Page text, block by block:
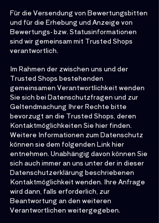
Für die Versendung von Bewertungsbitten
und für die Erhebung und Anzeige von
Bewertungs- bzw. Statusinformationen
sind wir gemeinsam mit Trusted Shops
verantwortlich.
Im Rahmen der zwischen uns und der
Trusted Shops bestehenden
gemeinsamen Verantwortlichkeit wenden
Sie sich bei Datenschutzfragen und zur
Geltendmachung Ihrer Rechte bitte
bevorzugt an die Trusted Shops, deren
Kontaktmöglichkeiten Sie hier finden.
Weitere Informationen zum Datenschutz
können sie dem folgenden Link hier
entnehmen. Unabhängig davon können Sie
sich auch immer an uns unter der in dieser
Datenschutzerklärung beschriebenen
Kontaktmöglichkeit wenden. Ihre Anfrage
wird dann, falls erforderlich, zur
Beantwortung an den weiteren
Verantwortlichen weitergegeben.